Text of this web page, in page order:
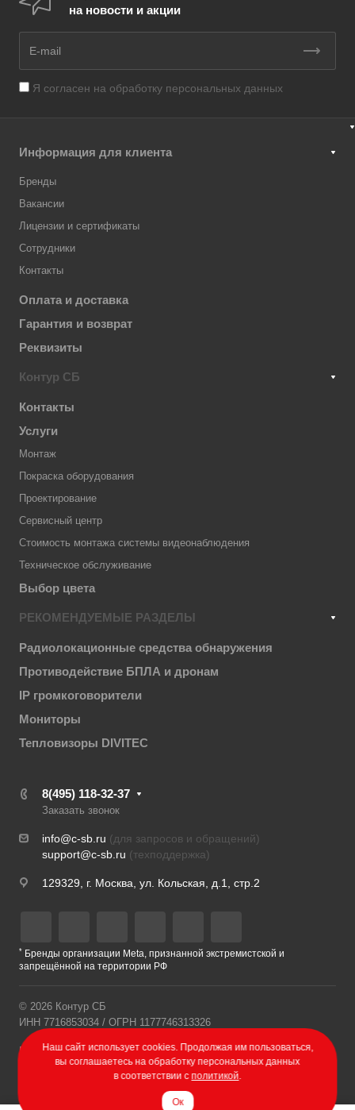
на новости и акции
Я согласен на обработку персональных данных
Информация для клиента
Бренды
Вакансии
Лицензии и сертификаты
Сотрудники
Контакты
Оплата и доставка
Гарантия и возврат
Реквизиты
Контур СБ
Контакты
Услуги
Монтаж
Покраска оборудования
Проектирование
Сервисный центр
Стоимость монтажа системы видеонаблюдения
Техническое обслуживание
Выбор цвета
РЕКОМЕНДУЕМЫЕ РАЗДЕЛЫ
Радиолокационные средства обнаружения
Противодействие БПЛА и дронам
IP громкоговорители
Мониторы
Тепловизоры DIVITEC
8(495) 118-32-37
Заказать звонок
info@c-sb.ru (для запросов и обращений)
support@c-sb.ru (техподдержка)
129329, г. Москва, ул. Кольская, д.1, стр.2
* Бренды организации Meta, признанной экстремистской и
запрещённой на территории РФ
© 2026 Контур СБ
ИНН 7716853034 / ОГРН 1177746313326
Политика конфиденциальности
Разработка сайта – Веб-Центр
Наш сайт использует cookies. Продолжая им пользоваться,
вы соглашаетесь на обработку персональных данных
в соответствии с политикой.
Ок